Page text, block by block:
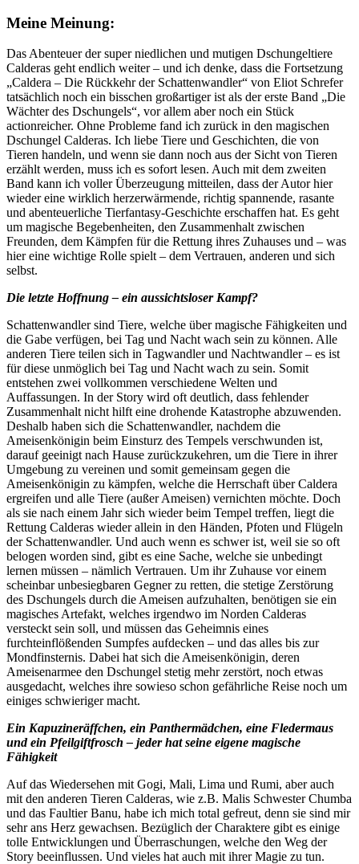
Meine Meinung:
Das Abenteuer der super niedlichen und mutigen Dschungeltiere
Calderas geht endlich weiter – und ich denke, dass die Fortsetzung
„Caldera – Die Rückkehr der Schattenwandler“ von Eliot Schrefer
tatsächlich noch ein bisschen großartiger ist als der erste Band „Die
Wächter des Dschungels“, vor allem aber noch ein Stück
actionreicher. Ohne Probleme fand ich zurück in den magischen
Dschungel Calderas. Ich liebe Tiere und Geschichten, die von
Tieren handeln, und wenn sie dann noch aus der Sicht von Tieren
erzählt werden, muss ich es sofort lesen. Auch mit dem zweiten
Band kann ich voller Überzeugung mitteilen, dass der Autor hier
wieder eine wirklich herzerwärmende, richtig spannende, rasante
und abenteuerliche Tierfantasy-Geschichte erschaffen hat. Es geht
um magische Begebenheiten, den Zusammenhalt zwischen
Freunden, dem Kämpfen für die Rettung ihres Zuhauses und – was
hier eine wichtige Rolle spielt – dem Vertrauen, anderen und sich
selbst.
Die letzte Hoffnung – ein aussichtsloser Kampf?
Schattenwandler sind Tiere, welche über magische Fähigkeiten und
die Gabe verfügen, bei Tag und Nacht wach sein zu können. Alle
anderen Tiere teilen sich in Tagwandler und Nachtwandler – es ist
für diese unmöglich bei Tag und Nacht wach zu sein. Somit
entstehen zwei vollkommen verschiedene Welten und
Auffassungen. In der Story wird oft deutlich, dass fehlender
Zusammenhalt nicht hilft eine drohende Katastrophe abzuwenden.
Deshalb haben sich die Schattenwandler, nachdem die
Ameisenkönigin beim Einsturz des Tempels verschwunden ist,
darauf geeinigt nach Hause zurückzukehren, um die Tiere in ihrer
Umgebung zu vereinen und somit gemeinsam gegen die
Ameisenkönigin zu kämpfen, welche die Herrschaft über Caldera
ergreifen und alle Tiere (außer Ameisen) vernichten möchte. Doch
als sie nach einem Jahr sich wieder beim Tempel treffen, liegt die
Rettung Calderas wieder allein in den Händen, Pfoten und Flügeln
der Schattenwandler. Und auch wenn es schwer ist, weil sie so oft
belogen worden sind, gibt es eine Sache, welche sie unbedingt
lernen müssen – nämlich Vertrauen. Um ihr Zuhause vor einem
scheinbar unbesiegbaren Gegner zu retten, die stetige Zerstörung
des Dschungels durch die Ameisen aufzuhalten, benötigen sie ein
magisches Artefakt, welches irgendwo im Norden Calderas
versteckt sein soll, und müssen das Geheimnis eines
furchteinflößenden Sumpfes aufdecken – und das alles bis zur
Mondfinsternis. Dabei hat sich die Ameisenkönigin, deren
Ameisenarmee den Dschungel stetig mehr zerstört, noch etwas
ausgedacht, welches ihre sowieso schon gefährliche Reise noch um
einiges schwieriger macht.
Ein Kapuzineräffchen, ein Panthermädchen, eine Fledermaus
und ein Pfeilgiftfrosch – jeder hat seine eigene magische
Fähigkeit
Auf das Wiedersehen mit Gogi, Mali, Lima und Rumi, aber auch
mit den anderen Tieren Calderas, wie z.B. Malis Schwester Chumba
und das Faultier Banu, habe ich mich total gefreut, denn sie sind mir
sehr ans Herz gewachsen. Bezüglich der Charaktere gibt es einige
tolle Entwicklungen und Überraschungen, welche den Weg der
Story beeinflussen. Und vieles hat auch mit ihrer Magie zu tun.